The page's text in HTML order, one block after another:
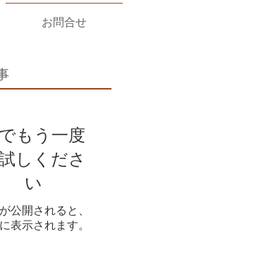
お問合せ
もう一度
しくださ
い
公開されると、
表示されます。